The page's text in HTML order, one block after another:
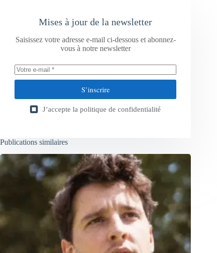
Mises à jour de la newsletter
Saisissez votre adresse e-mail ci-dessous et abonnez-
vous à notre newsletter
S’inscrire
J’accepte la politique de confidentialité
Publications similaires